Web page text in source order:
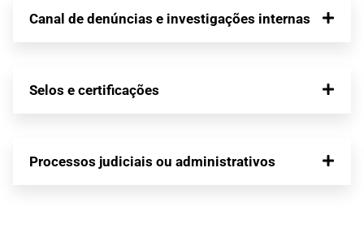
Canal de denúncias e investigações internas
Selos e certificações
Processos judiciais ou administrativos